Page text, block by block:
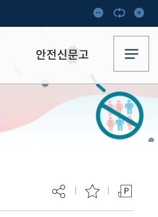
안전신문고
안전신문고